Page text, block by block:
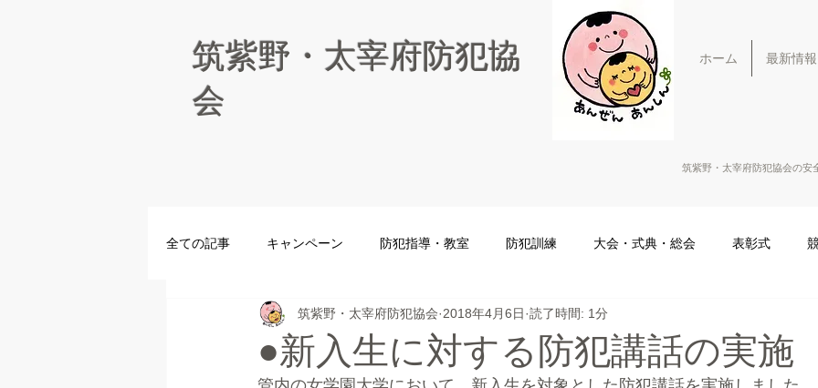
筑紫野・太宰府防犯協
会
ホーム 最新情報
筑紫野・太宰府防犯協会の安
全ての記事 キャンペーン 防犯指導・教室 防犯訓練 大会・式典・総会 表彰式
防犯パトロール
●新入生に対する防犯講話の実施
筑紫野・太宰府防犯協会 2018年4月6日 読了時間: 1分